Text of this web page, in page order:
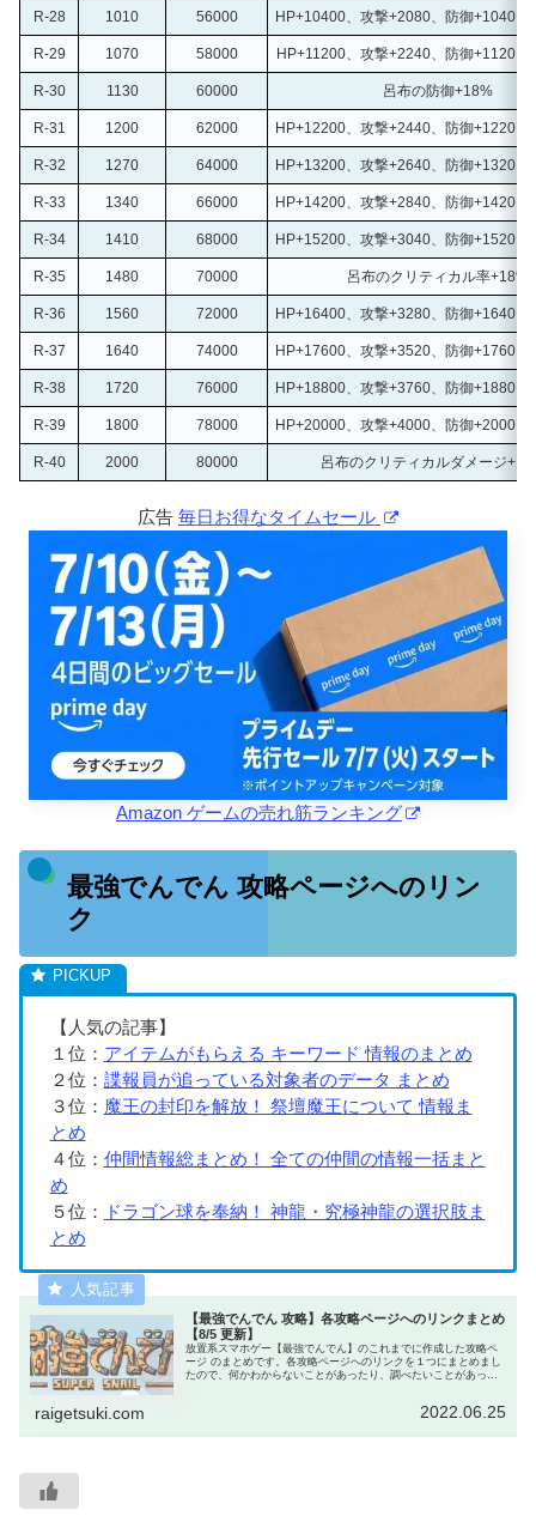
R-28 1010 56000 HP+10400、攻撃+2080、防御+1040、
R-29 1070 58000 HP+11200、攻撃+2240、防御+1120、
R-30 1130 60000 呂布の防御+18%
R-31 1200 62000 HP+12200、攻撃+2440、防御+1220、
R-32 1270 64000 HP+13200、攻撃+2640、防御+1320、
R-33 1340 66000 HP+14200、攻撃+2840、防御+1420、
R-34 1410 68000 HP+15200、攻撃+3040、防御+1520、
R-35 1480 70000 呂布のクリティカル率+18%
R-36 1560 72000 HP+16400、攻撃+3280、防御+1640、
R-37 1640 74000 HP+17600、攻撃+3520、防御+1760、
R-38 1720 76000 HP+18800、攻撃+3760、防御+1880、
R-39 1800 78000 HP+20000、攻撃+4000、防御+2000、
R-40 2000 80000 呂布のクリティカルダメージ
広告 毎日お得なタイムセール
Amazon ゲームの売れ筋ランキング
最強でんでん 攻略ページへのリン
ク
【人気の記事】
１位： アイテムがもらえる キーワード 情報のまとめ
２位： 諜報員が追っている対象者のデータ まとめ
３位： 魔王の封印を解放！ 祭壇魔王について 情報ま
とめ
４位： 仲間情報総まとめ！ 全ての仲間の情報一括まと
め
５位：
ドラゴン球を奉納！ 神龍・究極神龍の選択肢ま
とめ
【最強でんでん 攻略】各攻略ページへのリンクまとめ
【8/5 更新】
放置系スマホゲー【最強でんでん】のこれまでに作成した攻略ペ
ージ のまとめです。各攻略ページへのリンクを１つにまとめまし
たので、何かわからないことがあったり、調べたいことがあった
raigetsuki.com 2022.06.25